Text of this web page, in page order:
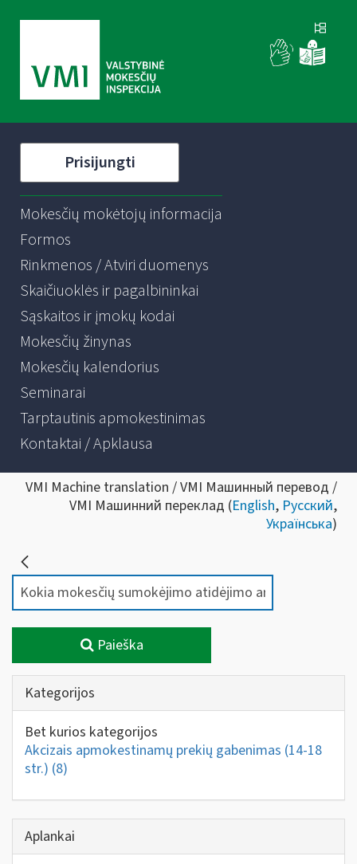
Prisijungti
Mokesčių mokėtojų informacija
Formos
Rinkmenos / Atviri duomenys
Skaičiuoklės ir pagalbininkai
Sąskaitos ir įmokų kodai
Mokesčių žinynas
Mokesčių kalendorius
Seminarai
Tarptautinis apmokestinimas
Kontaktai / Apklausa
VMI Machine translation / VMI Машинный перевод /
VMI Машинний переклад (English, Русский,
Українська)
Paieška
Kategorijos
Bet kurios kategorijos
Akcizais apmokestinamų prekių gabenimas (14-18
str.) (8)
Aplankai